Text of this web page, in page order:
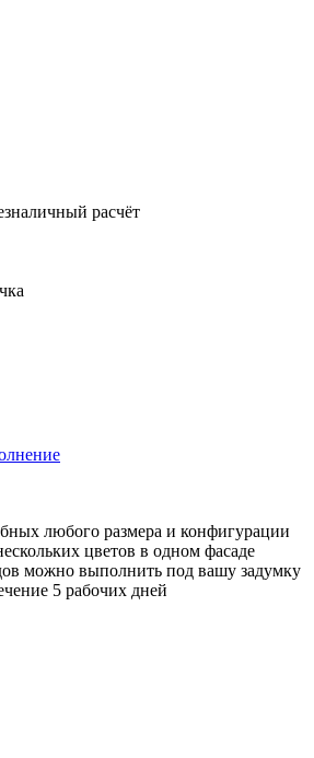
расчёт
любого размера и конфигурации
цветов в одном фасаде
можно выполнить под вашу задумку
5 рабочих дней